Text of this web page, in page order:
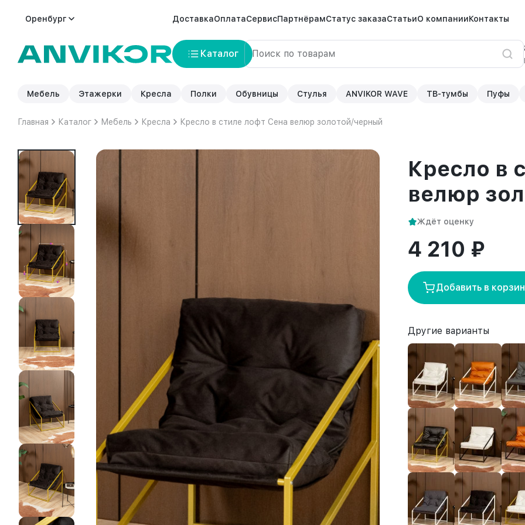
Оренбург ДоставкаОплатаСервисПартнёрамСтатус заказаСтатьиО компанииКонтакты
Каталог
Мебель Этажерки Кресла Полки Обувницы Стулья ANVIKOR WAVE ТВ-тумбы Пуфы
Главная Каталог Мебель Кресла Кресло в стиле лофт Сена велюр золотой/черный
Кресло в
велюр
Ждёт оценку
4 210 ₽
Добавить в
Другие варианты